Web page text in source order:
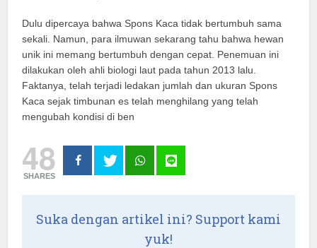
Dulu dipercaya bahwa Spons Kaca tidak bertumbuh sama
sekali. Namun, para ilmuwan sekarang tahu bahwa hewan
unik ini memang bertumbuh dengan cepat. Penemuan ini
dilakukan oleh ahli biologi laut pada tahun 2013 lalu.
Faktanya, telah terjadi ledakan jumlah dan ukuran Spons
Kaca sejak timbunan es telah menghilang yang telah
mengubah kondisi di ben
48
SHARES
Suka dengan artikel ini? Support kami
yuk!